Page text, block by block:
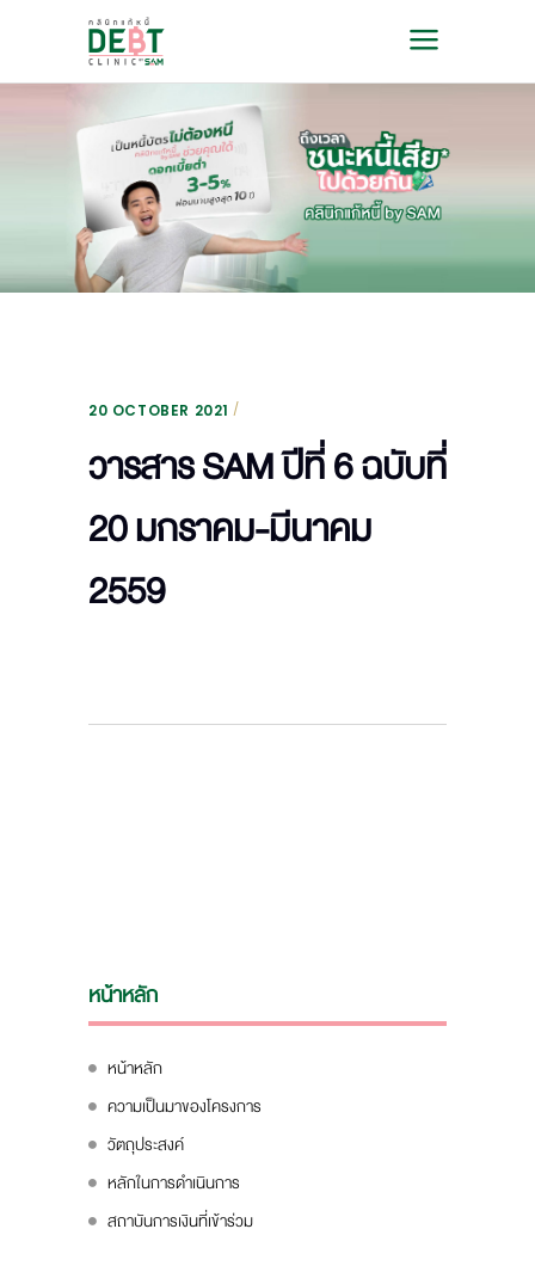
20 OCTOBER 2021
วารสาร SAM ปีที่ 6 ฉบับที่
20 มกราคม-มีนาคม
2559
หน้าหลัก
หน้าหลัก
ความเป็นมาของโครงการ
วัตถุประสงค์
หลักในการดำเนินการ
สถาบันการเงินที่เข้าร่วม